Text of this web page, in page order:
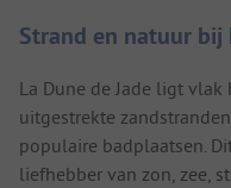
Strand en natuur bij
La Dune de Jade ligt
uitgestrekte
populaire badplaatsen.
liefhebber van zon, zee,